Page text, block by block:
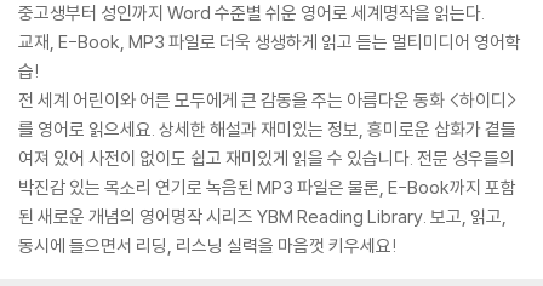
중고생부터 성인까지 Word 수준별 쉬운 영어로 세계명작을 읽는다.
교재, E-Book, MP3 파일로 더욱 생생하게 읽고 듣는 멀티미디어 영어학
습!
전 세계 어린이와 어른 모두에게 큰 감동을 주는 아름다운 동화 <하이디>
를 영어로 읽으세요. 상세한 해설과 재미있는 정보, 흥미로운 삽화가 곁들
여져 있어 사전이 없이도 쉽고 재미있게 읽을 수 있습니다. 전문 성우들의
박진감 있는 목소리 연기로 녹음된 MP3 파일은 물론, E-Book까지 포함
된 새로운 개념의 영어명작 시리즈 YBM Reading Library. 보고, 읽고,
동시에 들으면서 리딩, 리스닝 실력을 마음껏 키우세요!